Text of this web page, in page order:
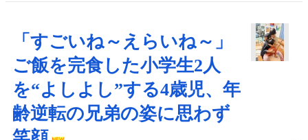
「すごいね～えらいね～」
ご飯を完食した小学生2人
を“よしよし”する4歳児、年
齢逆転の兄弟の姿に思わず